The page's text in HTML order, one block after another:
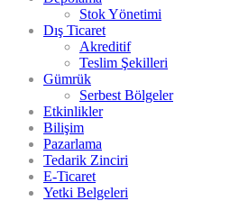
Stok Yönetimi
Dış Ticaret
Akreditif
Teslim Şekilleri
Gümrük
Serbest Bölgeler
Etkinlikler
Bilişim
Pazarlama
Tedarik Zinciri
E-Ticaret
Yetki Belgeleri